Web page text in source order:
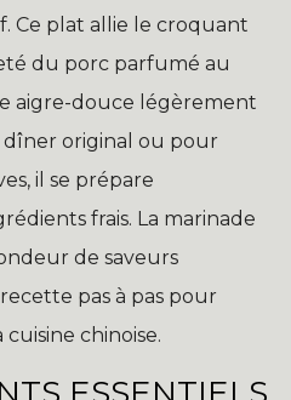
Ce plat allie le croquant
du porc parfumé au
aigre-douce légèrement
original ou pour
il se prépare
frais. La marinade
de saveurs
pas à pas pour
chinoise.